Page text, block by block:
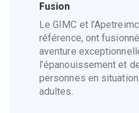
Fusion
Le GIMC et
référence, ont
aventure
l’épanouissement et
personnes en
adultes.